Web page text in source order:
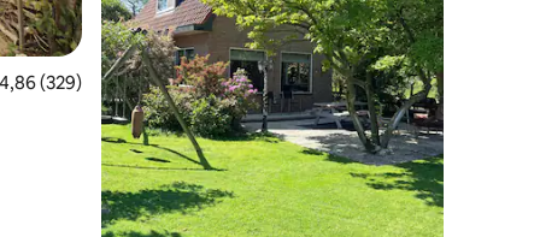
beoordeling van 4,86 op 5, 329 recensies
4,86 (329)